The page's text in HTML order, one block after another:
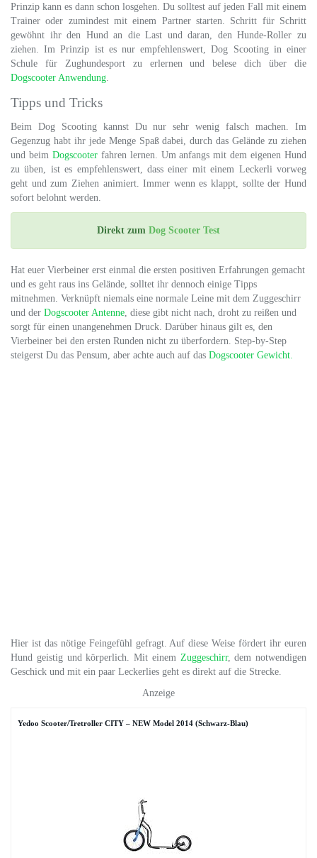
Prinzip kann es dann schon losgehen. Du solltest auf jeden Fall mit einem
Trainer oder zumindest mit einem Partner starten. Schritt für Schritt
gewöhnt ihr den Hund an die Last und daran, den Hunde-Roller zu
ziehen. Im Prinzip ist es nur empfehlenswert, Dog Scooting in einer
Schule für Zughundesport zu erlernen und belese dich über die
Dogscooter Anwendung.
Tipps und Tricks
Beim Dog Scooting kannst Du nur sehr wenig falsch machen. Im
Gegenzug habt ihr jede Menge Spaß dabei, durch das Gelände zu ziehen
und beim Dogscooterfahren lernen. Um anfangs mit dem eigenen Hund
zu üben, ist es empfehlenswert, dass einer mit einem Leckerli vorweg
geht und zum Ziehen animiert. Immer wenn es klappt, sollte der Hund
sofort belohnt werden.
Direkt zum Dog Scooter Test
Hat euer Vierbeiner erst einmal die ersten positiven Erfahrungen gemacht
und es geht raus ins Gelände, solltet ihr dennoch einige Tipps
mitnehmen. Verknüpft niemals eine normale Leine mit dem Zuggeschirr
und der Dogscooter Antenne, diese gibt nicht nach, droht zu reißen und
sorgt für einen unangenehmen Druck. Darüber hinaus gilt es, den
Vierbeiner bei den ersten Runden nicht zu überfordern. Step-by-Step
steigerst Du das Pensum, aber achte auch auf das Dogscooter Gewicht.
Hier ist das nötige Feingefühl gefragt. Auf diese Weise fördert ihr euren
Hund geistig und körperlich. Mit einem Zuggeschirr, dem notwendigen
Geschick und mit ein paar Leckerlies geht es direkt auf die Strecke.
Anzeige
Yedoo Scooter/Tretroller CITY – NEW Model 2014 (Schwarz-Blau)